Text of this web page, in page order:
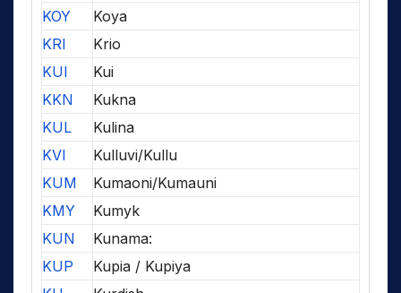
KOY
Koya
KRI
Krio
KUI
Kui
KKN
Kukna
KUL
Kulina
KVI
Kulluvi/Kullu
KUM
Kumaoni/Kumauni
KMY
Kumyk
KUN
Kunama:
KUP
Kupia / Kupiya